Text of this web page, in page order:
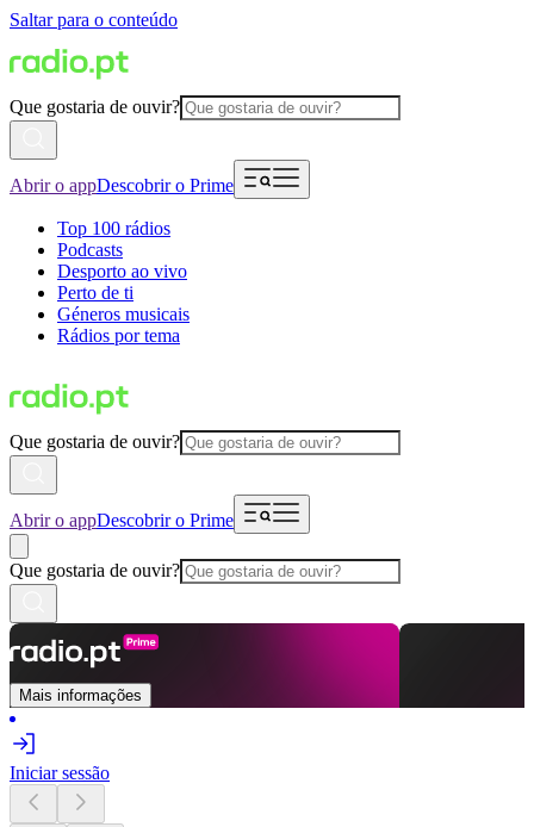
Saltar para o conteúdo
Que gostaria de ouvir?
Abrir o appDescobrir o Prime
Top 100 rádios
Podcasts
Desporto ao vivo
Perto de ti
Géneros musicais
Rádios por tema
Que gostaria de ouvir?
Abrir o appDescobrir o Prime
Que gostaria de ouvir?
Mais informações
Iniciar sessão